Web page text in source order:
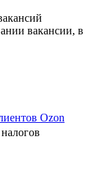
вакансии, в
Ozon